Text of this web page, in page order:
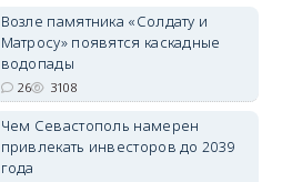
Возле памятника «Солдату и
Матросу» появятся каскадные
водопады
26 3108
Чем Севастополь намерен
привлекать инвесторов до 2039
года